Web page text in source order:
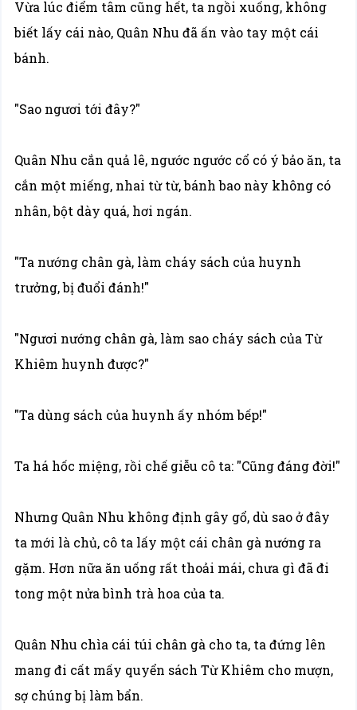
Vừa lúc điểm tâm cũng hết, ta ngồi xuống, không
biết lấy cái nào, Quân Nhu đã ấn vào tay một cái
bánh.
"Sao ngươi tới đây?"
Quân Nhu cắn quả lê, ngước ngước cổ có ý bảo ăn, ta
cắn một miếng, nhai từ từ, bánh bao này không có
nhân, bột dày quá, hơi ngán.
"Ta nướng chân gà, làm cháy sách của huynh
trưởng, bị đuổi đánh!"
"Ngươi nướng chân gà, làm sao cháy sách của Từ
Khiêm huynh được?"
"Ta dùng sách của huynh ấy nhóm bếp!"
Ta há hốc miệng, rồi chế giễu cô ta: "Cũng đáng đời!"
Nhưng Quân Nhu không định gây gổ, dù sao ở đây
ta mới là chủ, cô ta lấy một cái chân gà nướng ra
gặm. Hơn nữa ăn uống rất thoải mái, chưa gì đã đi
tong một nửa bình trà hoa của ta.
Quân Nhu chìa cái túi chân gà cho ta, ta đứng lên
mang đi cất mấy quyển sách Từ Khiêm cho mượn,
sợ chúng bị làm bẩn.